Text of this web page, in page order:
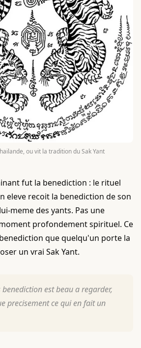
ou vit la tradition du Sak Yant
fut la benediction : le rituel
eleve recoit la benediction de son
meme des yants. Pas une
profondement spirituel. Ce
que quelqu'un porte la
un vrai Sak Yant.
benediction est beau a regarder,
precisement ce qui en fait un